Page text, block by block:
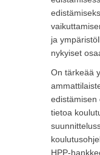
ja
nykyiset
On tärkeää
edistämisen
tietoa
HPP-